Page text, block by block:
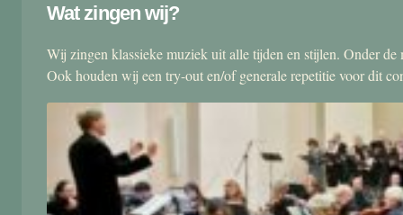
Wat zingen wij?
Wij zingen klassieke muziek uit alle tijden en stijlen. Onder
Ook houden wij een try-out en/of generale repetitie voor dit